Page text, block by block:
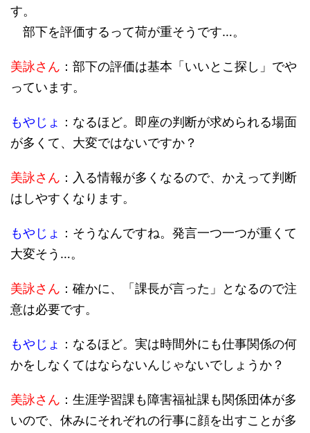
す。
部下を評価するって荷が重そうです…。
美詠さん ：部下の評価は基本「いいとこ探し」でや
っています。
もやじょ ：なるほど。即座の判断が求められる場面
が多くて、大変ではないですか？
美詠さん ：入る情報が多くなるので、かえって判断
はしやすくなります。
もやじょ ：そうなんですね。発言一つ一つが重くて
大変そう…。
美詠さん ：確かに、「課長が言った」となるので注
意は必要です。
もやじょ ：なるほど。実は時間外にも仕事関係の何
かをしなくてはならないんじゃないでしょうか？
美詠さん ：生涯学習課も障害福祉課も関係団体が多
いので、休みにそれぞれの行事に顔を出すことが多